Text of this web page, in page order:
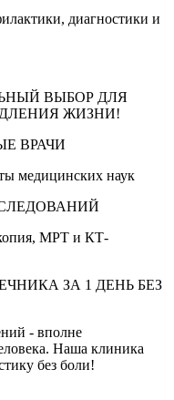
диагностики и
ВЫБОР ДЛЯ
ЖИЗНИ!
ВРАЧИ
медицинских наук
МРТ и КТ-
ЗА 1 ДЕНЬ БЕЗ
- вполне
Наша клиника
без боли!